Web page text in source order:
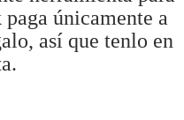
únicamente a
así que tenlo en